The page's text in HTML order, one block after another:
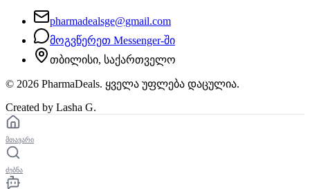
pharmadealsge@gmail.com
მოგვწერეთ Messenger-ში
თბილისი, საქართველო
© 2026 PharmaDeals. ყველა უფლება დაცულია.
Created by Lasha G.
მთავარი
ძებნა